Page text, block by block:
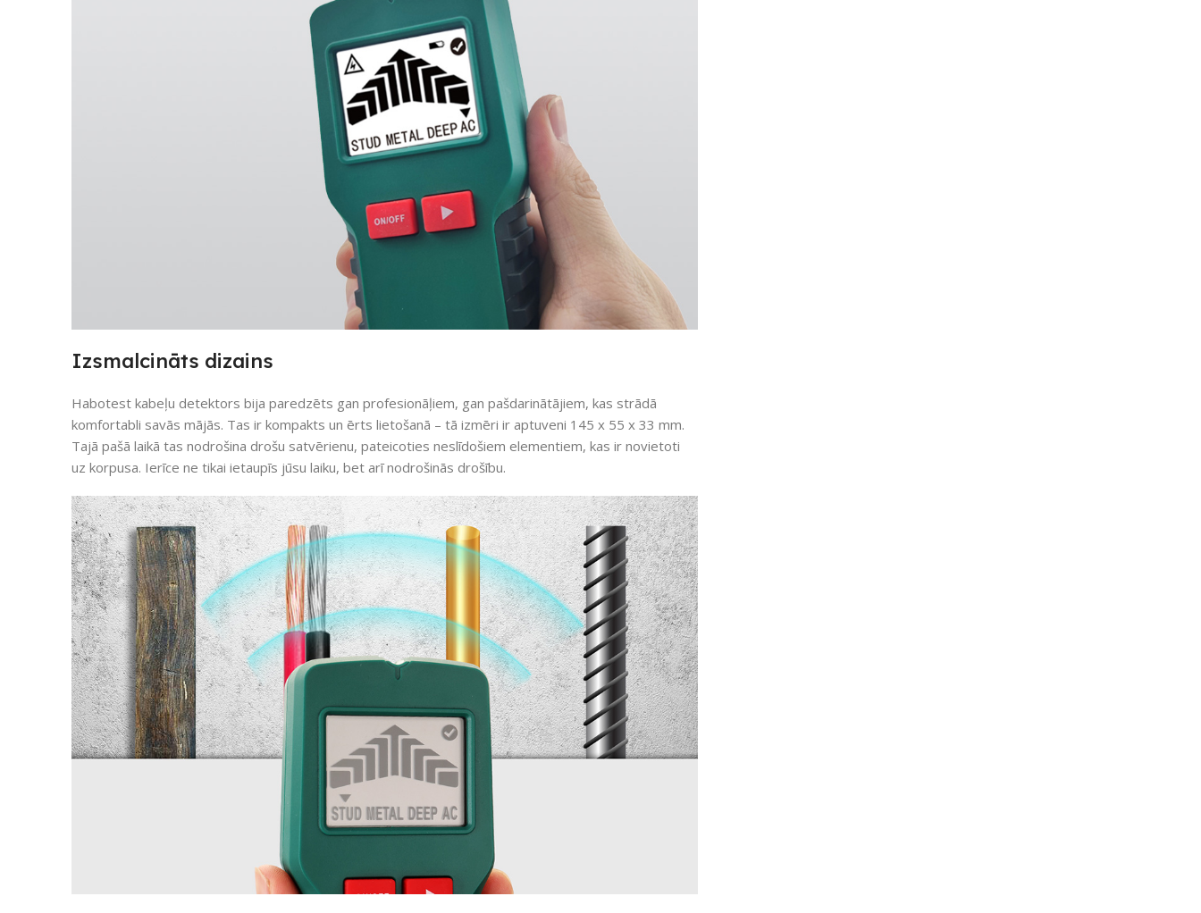
Izsmalcināts dizains
Habotest kabeļu detektors bija paredzēts gan profesionāļiem, gan pašdarinātājiem, kas strādā
komfortabli savās mājās. Tas ir kompakts un ērts lietošanā – tā izmēri ir aptuveni 145 x 55 x 33 mm.
Tajā pašā laikā tas nodrošina drošu satvērienu, pateicoties neslīdošiem elementiem, kas ir novietoti
uz korpusa. Ierīce ne tikai ietaupīs jūsu laiku, bet arī nodrošinās drošību.